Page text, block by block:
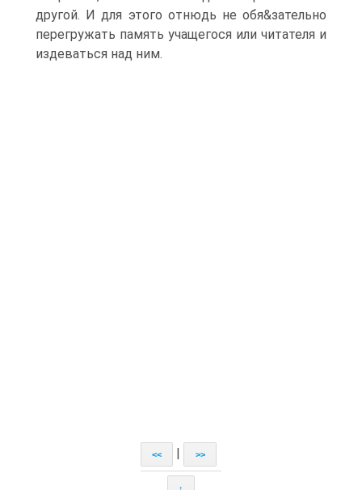
другой. И для этого отнюдь не обя&зательно
перегружать память учащегося или читателя и
издеваться над ним.
<< >>
↑